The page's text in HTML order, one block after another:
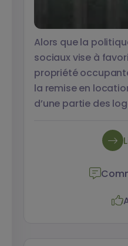
Alors que la
sociaux vise à
propriété
la remise en
d’une partie des
analysent cet effet
niche immobilière
bailleurs d’anciens
article pour